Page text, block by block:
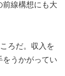
前線構想にも大
ろだ。収入を
をうかがってい